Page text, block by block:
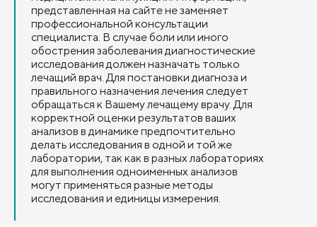
представленная на сайте не заменяет
профессиональной консультации
специалиста. В случае боли или иного
обострения заболевания диагностические
исследования должен назначать только
лечащий врач. Для постановки диагноза и
правильного назначения лечения следует
обращаться к Вашему лечащему врачу. Для
корректной оценки результатов ваших
анализов в динамике предпочтительно
делать исследования в одной и той же
лаборатории, так как в разных лабораториях
для выполнения одноименных анализов
могут применяться разные методы
исследования и единицы измерения.